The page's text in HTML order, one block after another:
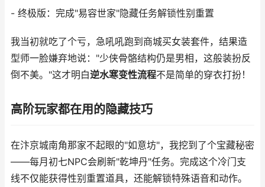
- 终极版：完成"易容世家"隐藏任务解锁性别重置
我当初就吃了个亏，急吼吼跑到商城买女装套件，结果造
型师一脸嫌弃地说："少侠骨骼结构仍是男相，这般装扮反
倒不美。"这才明白逆水寒变性流程不是简单的穿衣打扮！
高阶玩家都在用的隐藏技巧
在汴京城南角那家不起眼的"如意坊"，我挖到了个宝藏秘密
——每月初七NPC会刷新"乾坤丹"任务。完成这个冷门支
线不仅能获得性别重置道具，还能解锁特殊语音和动作。